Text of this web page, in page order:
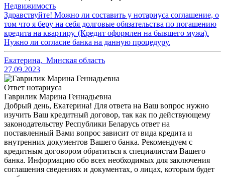
Недвижимость
Здравствуйте! Можно ли составить у нотариуса соглашение, о
том что я беру на себя долговые обязательства по погашению
кредита на квартиру. (Кредит оформлен на бывшего мужа).
Нужно ли согласие банка на данную процедуру.
Екатерина, Минская область
27.09.2023
Ответ нотариуса
Гаврилик Марина Геннадьевна
Добрый день, Екатерина! Для ответа на Ваш вопрос нужно
изучить Ваш кредитный договор, так как по действующему
законодательству Республики Беларусь ответ на
поставленный Вами вопрос зависит от вида кредита и
внутренних документов Вашего банка. Рекомендуем с
кредитным договором обратиться к специалистам Вашего
банка. Информацию обо всех необходимых для заключения
соглашения сведениях и документах, о лицах, которым будет